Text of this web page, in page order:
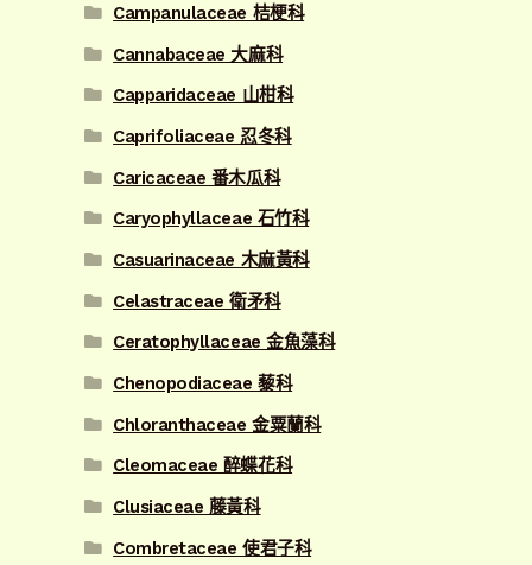
Campanulaceae 桔梗科
Cannabaceae 大麻科
Capparidaceae 山柑科
Caprifoliaceae 忍冬科
Caricaceae 番木瓜科
Caryophyllaceae 石竹科
Casuarinaceae 木麻黃科
Celastraceae 衛矛科
Ceratophyllaceae 金魚藻科
Chenopodiaceae 藜科
Chloranthaceae 金粟蘭科
Cleomaceae 醉蝶花科
Clusiaceae 藤黃科
Combretaceae 使君子科